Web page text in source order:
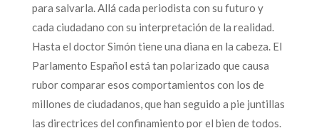
para salvarla. Allá cada periodista con su futuro y
cada ciudadano con su interpretación de la realidad.
Hasta el doctor Simón tiene una diana en la cabeza. El
Parlamento Español está tan polarizado que causa
rubor comparar esos comportamientos con los de
millones de ciudadanos, que han seguido a pie juntillas
las directrices del confinamiento por el bien de todos.